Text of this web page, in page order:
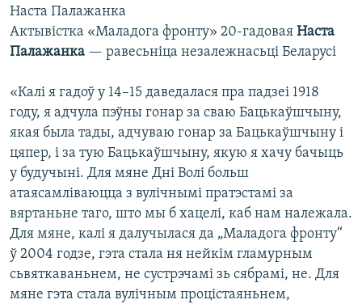
Наста Палажанка
Актывістка «Маладога фронту» 20-гадовая Наста
Палажанка — равесьніца незалежнасьці Беларусі
«Калі я гадоў у 14–15 даведалася пра падзеі 1918
году, я адчула пэўны гонар за сваю Бацькаўшчыну,
якая была тады, адчуваю гонар за Бацькаўшчыну і
цяпер, і за тую Бацькаўшчыну, якую я хачу бачыць
у будучыні. Для мяне Дні Волі больш
атаясамліваюцца з вулічнымі пратэстамі за
вяртаньне таго, што мы б хацелі, каб нам належала.
Для мяне, калі я далучылася да „Маладога фронту“
ў 2004 годзе, гэта стала ня нейкім гламурным
сьвяткаваньнем, не сустрэчамі зь сябрамі, не. Для
мяне гэта стала вулічным процістаяньнем,